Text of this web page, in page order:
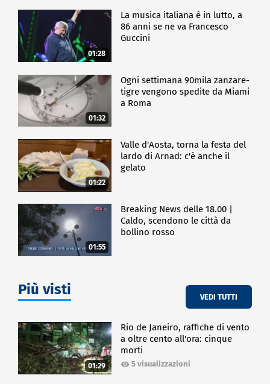
01:28
La musica italiana è in lutto, a
86 anni se ne va Francesco
Guccini
01:32
Ogni settimana 90mila zanzare-
tigre vengono spedite da Miami
a Roma
01:22
Valle d'Aosta, torna la festa del
lardo di Arnad: c'è anche il
gelato
01:55
Breaking News delle 18.00 |
Caldo, scendono le città da
bollino rosso
Più visti VEDI TUTTI
01:29
Rio de Janeiro, raffiche di vento
a oltre cento all'ora: cinque
morti
5 visualizzazioni